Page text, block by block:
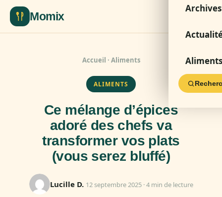
Momix
Archives
Aliments
Accueil · Aliments
ALIMENTS
Ce mélange d’épices
adoré des chefs va
transformer vos plats
(vous serez bluffé)
Lucille D. 12 septembre 2025 · 4 min de lecture